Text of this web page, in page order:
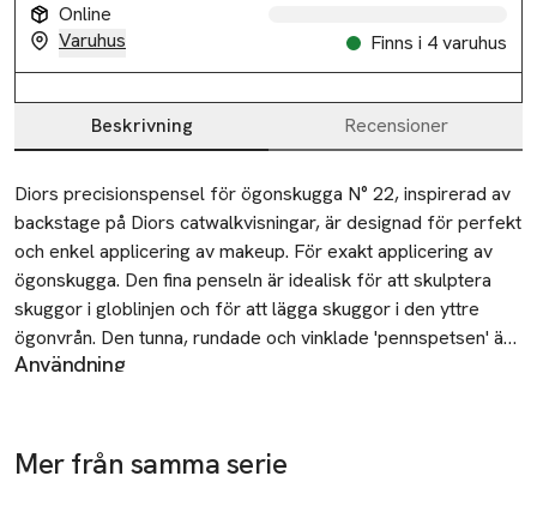
Online
Varuhus
Finns i 4 varuhus
Beskrivning Recensioner
Beskrivning
Diors precisionspensel för ögonskugga N° 22, inspirerad av
backstage på Diors catwalkvisningar, är designad för perfekt
och enkel applicering av makeup. För exakt applicering av
ögonskugga. Den fina penseln är idealisk för att skulptera
skuggor i globlinjen och för att lägga skuggor i den yttre
ögonvrån. Den tunna, rundade och vinklade 'pennspetsen' är
särskilt utvecklad för applicering av ögonskuggor med hög
och fin och ger felfri, kontrollerad applicering i ett enda svep.
Användning
den inre ögonvrån.
3. För en djärvare look, applicera mörkare skuggor i den
Mer från samma serie